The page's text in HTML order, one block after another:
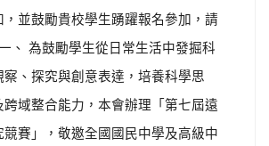
並鼓勵貴校學生踴躍報名參加，請
、 為鼓勵學生從日常生活中發掘科
、探究與創意表達，培養科學思
域整合能力，本會辦理「第七屆遠
賽」，敬邀全國國民中學及高級中